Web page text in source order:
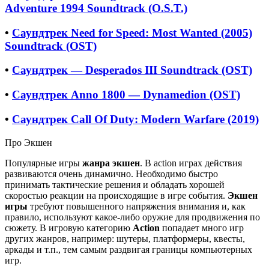
Adventure 1994 Soundtrack (O.S.T.)
• Саундтрек Need for Speed: Most Wanted (2005)
Soundtrack (OST)
• Саундтрек — Desperados III Soundtrack (OST)
• Саундтрек Anno 1800 — Dynamedion (OST)
• Саундтрек Call Of Duty: Modern Warfare (2019)
Про Экшен
Популярные игры жанра экшен. В action играх действия
развиваются очень динамично. Необходимо быстро
принимать тактические решения и обладать хорошей
скоростью реакции на происходящие в игре события. Экшен
игры требуют повышенного напряжения внимания и, как
правило, используют какое-либо оружие для продвижения по
сюжету. В игровую категорию Action попадает много игр
других жанров, например: шутеры, платформеры, квесты,
аркады и т.п., тем самым раздвигая границы компьютерных
игр.